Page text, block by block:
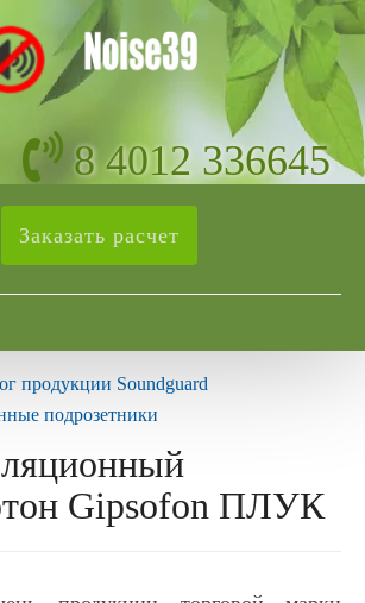
8 4012 336645
Заказать расчет
продукции Soundguard
подрозетники
Gipsofon ПЛУК